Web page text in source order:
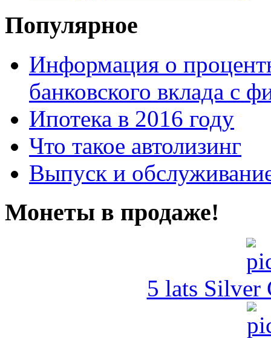
Популярное
Информация о
банковского вклада с
Ипотека в 2016 году
Что такое автолизинг
Выпуск и
Монеты в продаже!
5 lats Silver